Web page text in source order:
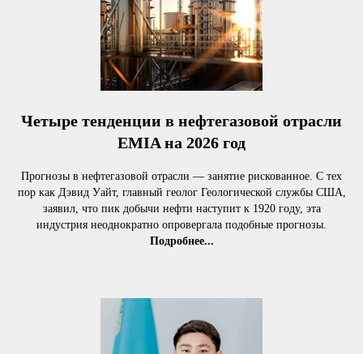
Четыре тенденции в нефтегазовой отрасли
EMIA на 2026 год
Прогнозы в нефтегазовой отрасли — занятие рискованное. С тех
пор как Дэвид Уайт, главный геолог Геологической службы США,
заявил, что пик добычи нефти наступит к 1920 году, эта
индустрия неоднократно опровергала подобные прогнозы.
Подробнее...